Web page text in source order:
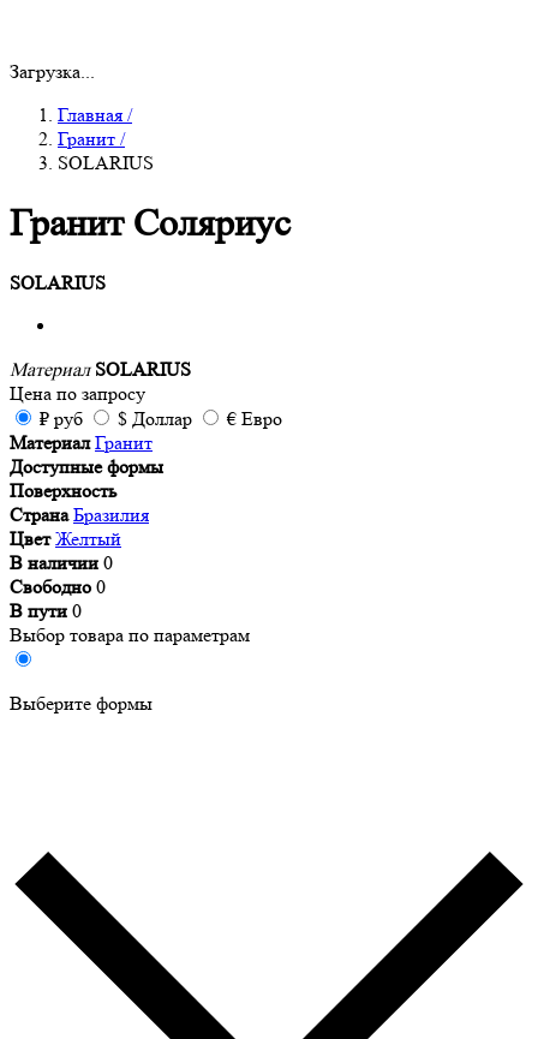
Загрузка...
Главная /
Гранит /
SOLARIUS
Гранит Соляриус
SOLARIUS
Материал SOLARIUS
Цена по запросу
₽ руб $ Доллар € Евро
Материал Гранит
Доступные формы
Поверхность
Страна Бразилия
Цвет Желтый
В наличии 0
Свободно 0
В пути 0
Выбор товара по параметрам
Выберите формы